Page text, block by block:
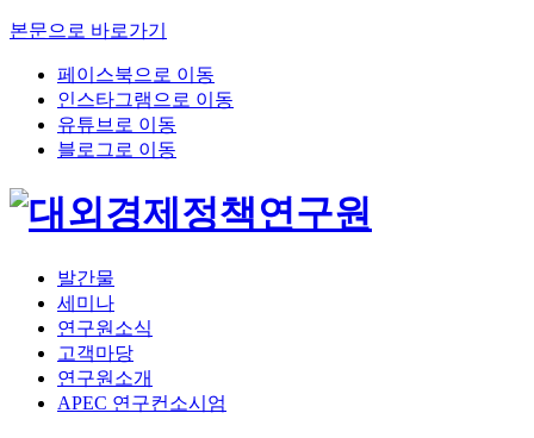
본문으로 바로가기
페이스북으로 이동
인스타그램으로 이동
유튜브로 이동
블로그로 이동
발간물
세미나
연구원소식
고객마당
연구원소개
APEC 연구컨소시엄